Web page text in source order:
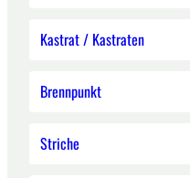
Kastrat / Kastraten
Brennpunkt
Striche